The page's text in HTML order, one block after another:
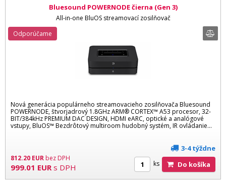
Bluesound POWERNODE čierna (Gen 3)
All-in-one BluOS streamovací zosilňovač
Nová generácia populárneho streamovacieho zosilňovača Bluesound
POWERNODE, štvorjadrový 1.8GHz ARM® CORTEX™ A53 procesor, 32-
BIT/384kHz PREMIUM DAC DESIGN, HDMI eARC, optické a analógové
vstupy, BluOS™ Bezdrôtový multiroom hudobný systém, IR ovládanie...
812.20 EURbez DPH
999.01 EUR s DPH
Odporúčame
3-4 týždne
ks Do košíka